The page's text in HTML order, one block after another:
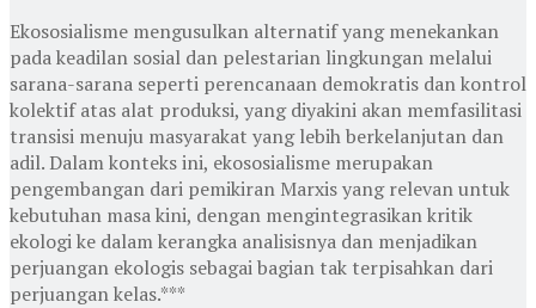
Ekososialisme mengusulkan alternatif yang menekankan
pada keadilan sosial dan pelestarian lingkungan melalui
sarana-sarana seperti perencanaan demokratis dan kontrol
kolektif atas alat produksi, yang diyakini akan memfasilitasi
transisi menuju masyarakat yang lebih berkelanjutan dan
adil. Dalam konteks ini, ekososialisme merupakan
pengembangan dari pemikiran Marxis yang relevan untuk
kebutuhan masa kini, dengan mengintegrasikan kritik
ekologi ke dalam kerangka analisisnya dan menjadikan
perjuangan ekologis sebagai bagian tak terpisahkan dari
perjuangan kelas.***